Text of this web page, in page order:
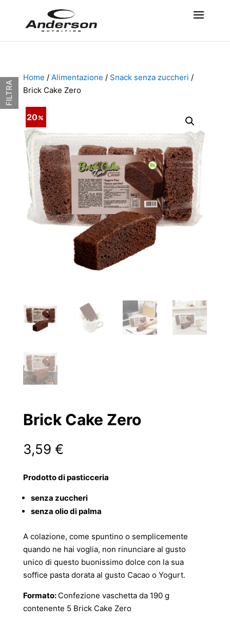
Home / Alimentazione / Snack senza zuccheri /
Brick Cake Zero
20
Brick Cake Zero
3,59 €
Prodotto di pasticceria
senza zuccheri
senza olio di palma
A colazione, come spuntino o semplicemente
quando ne hai voglia, non rinunciare al gusto
unico di questo buonissimo dolce con la sua
soffice pasta dorata al gusto Cacao o Yogurt.
Formato: Confezione vaschetta da 190 g
contenente 5 Brick Cake Zero
FILTRA